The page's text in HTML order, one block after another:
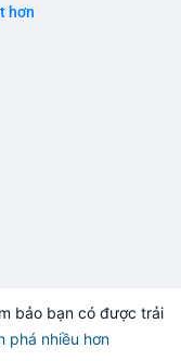
bảo bạn có được trải
phá nhiều hơn
-1.09%
hơn